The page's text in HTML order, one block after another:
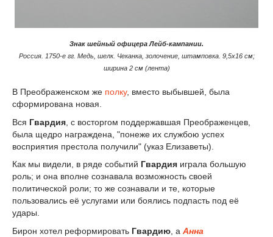
Знак шейный офицера Лейб-кампании.
Россия. 1750-е гг. Медь, шелк. Чеканка, золочение, штамповка. 9,5х16 см;
ширина 2 см (лента)
В Преображенском же полку, вместо выбывшей, была
сформирована новая.
Вся Гвардия , с восторгом поддержавшая Преображенцев,
была щедро награждена, "понеже их службою успех
восприятия престола получили" (указ Елизаветы).
Как мы видели, в ряде событий Гвардия играла большую
роль; и она вполне сознавала возможность своей
политической роли; то же сознавали и те, которые
пользовались её услугами или боялись подпасть под её
удары.
Бирон хотел реформировать Гвардию, а Анна